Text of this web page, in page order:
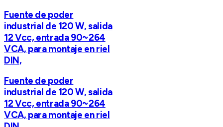
Fuente de poder
industrial de 120 W, salida
12 Vcc, entrada 90~264
VCA, para montaje en riel
DIN,
Fuente de poder
industrial de 120 W, salida
12 Vcc, entrada 90~264
VCA, para montaje en riel